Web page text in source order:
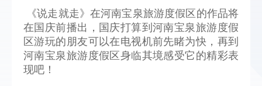
《说走就走》在河南宝泉旅游度假区的作品将
在国庆前播出，国庆打算到河南宝泉旅游度假
区游玩的朋友可以在电视机前先睹为快，再到
河南宝泉旅游度假区身临其境感受它的精彩表
现吧！